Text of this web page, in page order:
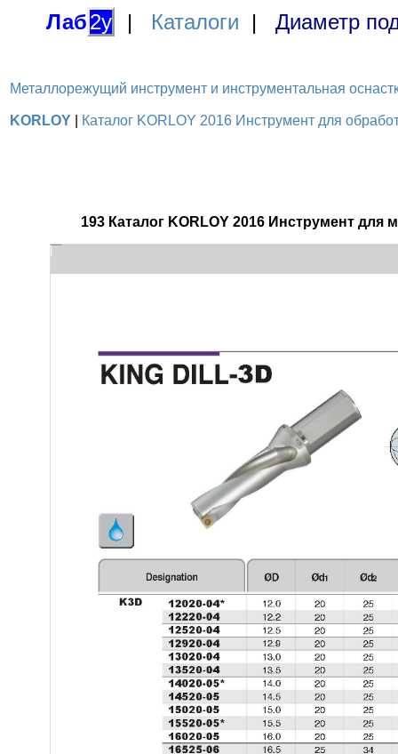
Лаб2у | Каталоги | Диаметр
Металлорежущий инструмент и инструментальная
KORLOY Каталог KORLOY 2016 Инструмент для
193 Каталог KORLOY 2016 Инструмент